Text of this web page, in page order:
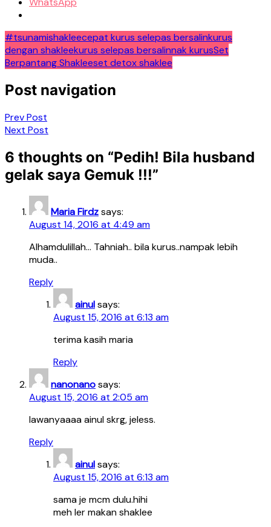
#tsunamishakleecepat kurus selepas bersalinkurus
dengan shakleekurus selepas bersalinnak kurusSet
Berpantang Shakleeset detox shaklee
Post navigation
Prev Post
Next Post
6 thoughts on “Pedih! Bila husband
gelak saya Gemuk !!!”
Maria Firdzsays:
August 14, 2016 at 4:49 am
Alhamdulillah… Tahniah.. bila kurus..nampak lebih
muda..
Reply
ainulsays:
August 15, 2016 at 6:13 am
terima kasih maria
Reply
nanonanosays:
August 15, 2016 at 2:05 am
lawanyaaaa ainul skrg, jeless.
Reply
ainulsays:
August 15, 2016 at 6:13 am
sama je mcm dulu.hihi
meh ler makan shaklee